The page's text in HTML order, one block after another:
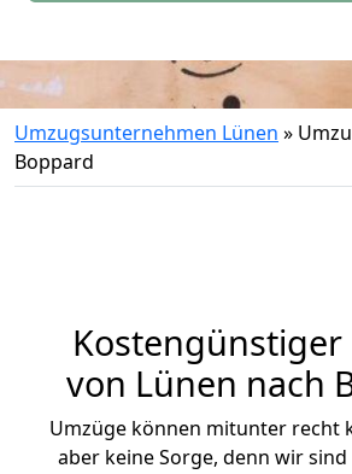
Umzugsunternehmen Lünen »
Boppard
Kostengünstiger
von Lünen nach
Umzüge können mitunter recht
aber keine Sorge, denn wir